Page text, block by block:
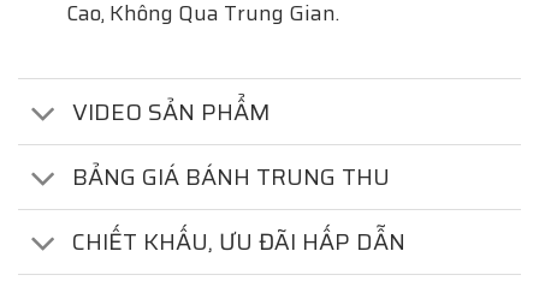
Cao, Không Qua Trung Gian.
VIDEO SẢN PHẨM
BẢNG GIÁ BÁNH TRUNG THU
CHIẾT KHẤU, ƯU ĐÃI HẤP DẪN